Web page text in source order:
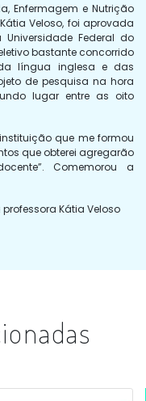
Enfermagem e Nutrição
Veloso, foi aprovada
Federal do
bastante concorrido
língua inglesa e das
de pesquisa na hora
lugar entre as oito
que me formou
que obterei agregarão
Comemorou a
Kátia Veloso